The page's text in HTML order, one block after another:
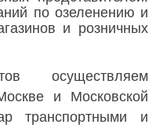
по озеленению и
и розничных
осуществляем
и Московской
транспортными и